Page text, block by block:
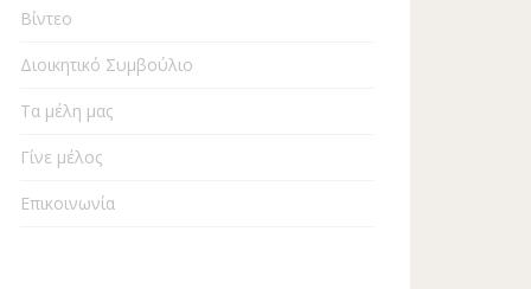
Βίντεο
Διοικητικό Συμβούλιο
Τα μέλη μας
Γίνε μέλος
Επικοινωνία